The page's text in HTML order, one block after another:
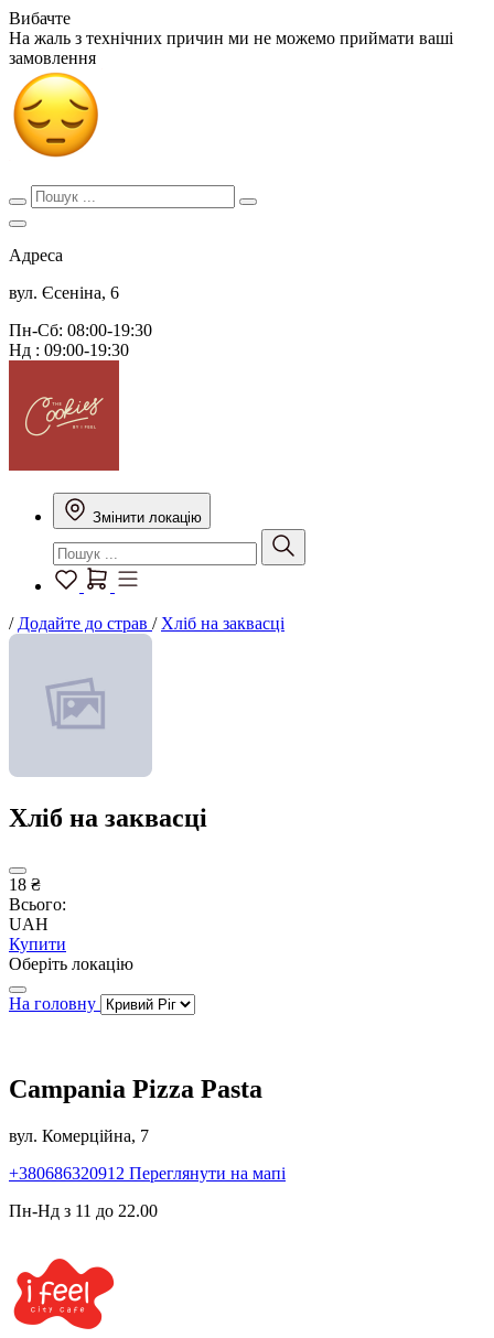
Вибачте
На жаль з технічних причин ми не можемо приймати ваші
замовлення
Адреса
вул. Єсеніна, 6
Пн-Сб: 08:00-19:30
Нд : 09:00-19:30
Змінити локацію
/ Додайте до страв / Хліб на заквасці
Хліб на заквасці
18 ₴
Всього:
UAH
Купити
Оберіть локацію
На головну
Campania Pizza Pasta
вул. Комерційна, 7
+380686320912 Переглянути на мапі
Пн-Нд з 11 до 22.00